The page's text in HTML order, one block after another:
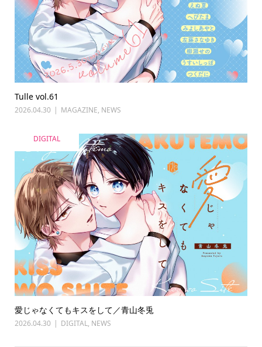
Tulle vol.61
2026.04.30 MAGAZINE, NEWS
DIGITAL
愛じゃなくてもキスをして／青山冬兎
2026.04.30 DIGITAL, NEWS